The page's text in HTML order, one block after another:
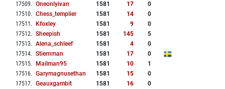
17509. Oneonlyivan 1581 17
0
17510. Chess_templier 1581 14
0
17511 . Kfoxley 1581 9
0
17512. Sheepish 1581 145
5
17513. Alena_schleef 1581 4
0
17514. Stiernman 1581 17
0
17515. Mailman95 1581 10
1
17516. Garymagnusethan 1581 15
0
17517. Geauxgambit 1581 16
0